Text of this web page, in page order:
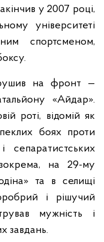
у 2007 році,
університеті
спортсменом,
на фронт —
«Айдар».
роті, відомій як
боях проти
сепаратистських
на 29-му
та в селищі
і рішучий
мужність і
завдань.